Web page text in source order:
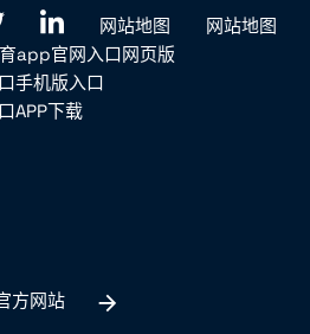
网站地图
网站地图
app官网入口网页版
手机版入口
APP下载
方网站